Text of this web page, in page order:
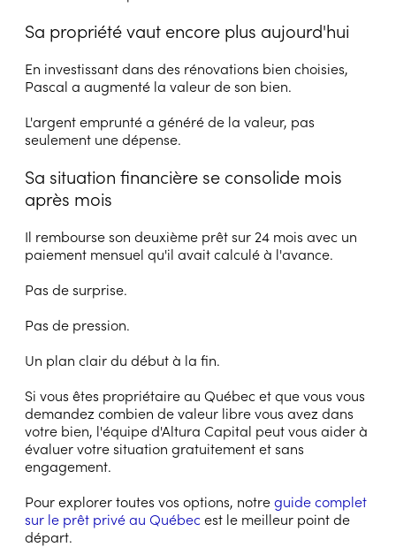
Sa propriété vaut encore plus aujourd'hui
En investissant dans des rénovations bien choisies,
Pascal a augmenté la valeur de son bien.
L'argent emprunté a généré de la valeur, pas
seulement une dépense.
Sa situation financière se consolide mois
après mois
Il rembourse son deuxième prêt sur 24 mois avec un
paiement mensuel qu'il avait calculé à l'avance.
Pas de surprise.
Pas de pression.
Un plan clair du début à la fin.
Si vous êtes propriétaire au Québec et que vous vous
demandez combien de valeur libre vous avez dans
votre bien, l'équipe d'Altura Capital peut vous aider à
évaluer votre situation gratuitement et sans
engagement.
Pour explorer toutes vos options, notreguide complet
sur le prêt privé au Québecest le meilleur point de
départ.